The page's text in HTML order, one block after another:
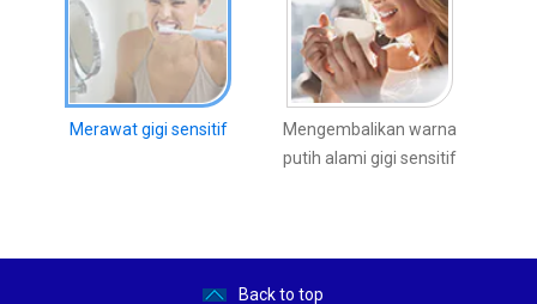
Merawat gigi sensitif
Mengembalikan warna
putih alami gigi sensitif
Back to top